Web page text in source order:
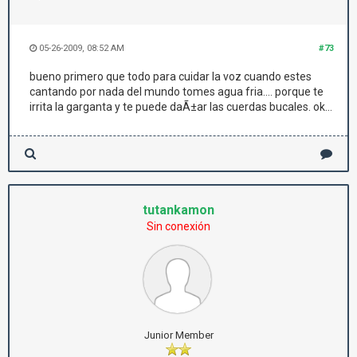
#73
05-26-2009, 08:52 AM
bueno primero que todo para cuidar la voz cuando estes
cantando por nada del mundo tomes agua fria.... porque te
irrita la garganta y te puede daÃ±ar las cuerdas bucales. ok...
tutankamon
Sin conexión
Junior Member